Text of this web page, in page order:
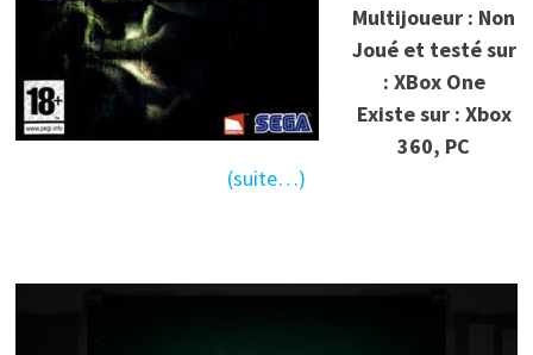
Multijoueur : Non
Joué et testé sur
: XBox One
Existe sur : Xbox
360, PC
(suite…)